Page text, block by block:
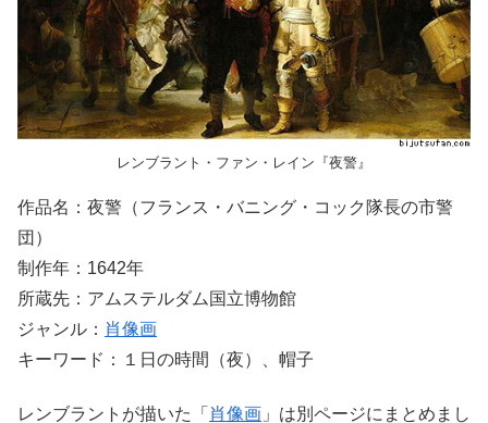
レンブラント・ファン・レイン『夜警』
作品名：夜警（フランス・バニング・コック隊長の市警
団）
制作年：1642年
所蔵先：アムステルダム国立博物館
ジャンル： 肖像画
キーワード：１日の時間（夜）、帽子
レンブラントが描いた「 肖像画 」は別ページにまとめまし